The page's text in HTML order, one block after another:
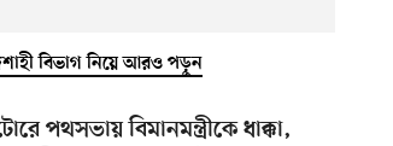
বিভাগ নিয়ে আরও পড়ুন
পথসভায় বিমানমন্ত্রীকে ধাক্কা,